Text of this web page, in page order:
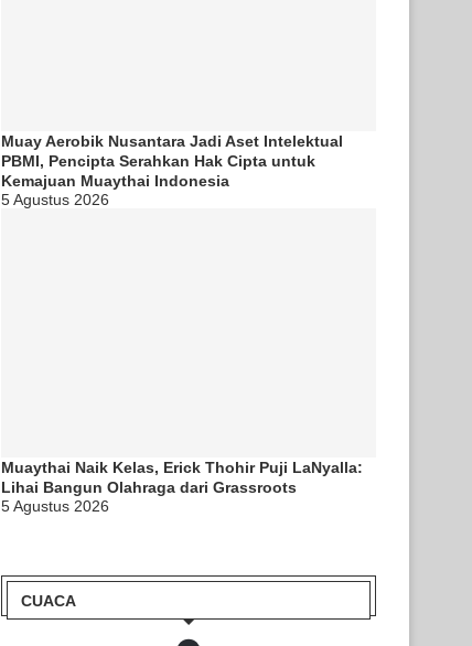
Muay Aerobik Nusantara Jadi Aset Intelektual
PBMI, Pencipta Serahkan Hak Cipta untuk
Kemajuan Muaythai Indonesia
5 Agustus 2026
Muaythai Naik Kelas, Erick Thohir Puji LaNyalla:
Lihai Bangun Olahraga dari Grassroots
5 Agustus 2026
CUACA